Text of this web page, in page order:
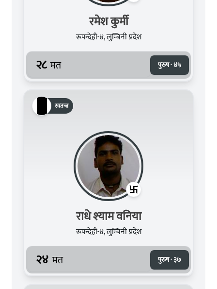
रमेश कुर्मी
रूपन्देही-४, लुम्बिनी प्रदेश
२८ मत पुरुष · ४५
स्वतन्त्र
राधे श्‍याम वनिया
रूपन्देही-४, लुम्बिनी प्रदेश
२४ मत पुरुष · ३७